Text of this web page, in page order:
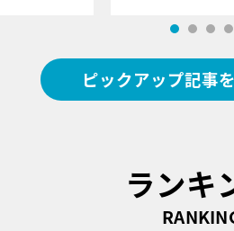
ピックアップ記事
ランキ